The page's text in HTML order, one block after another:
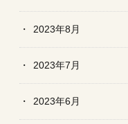
2023年8月
2023年7月
2023年6月